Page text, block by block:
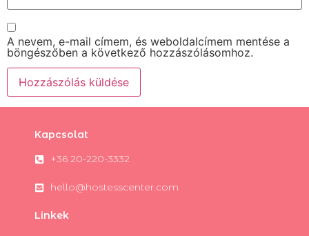
A nevem, e-mail címem, és weboldalcímem mentése a
böngészőben a következő hozzászólásomhoz.
Kapcsolat
+36 20-220-3332
hello@hostesscenter.com
Linkek